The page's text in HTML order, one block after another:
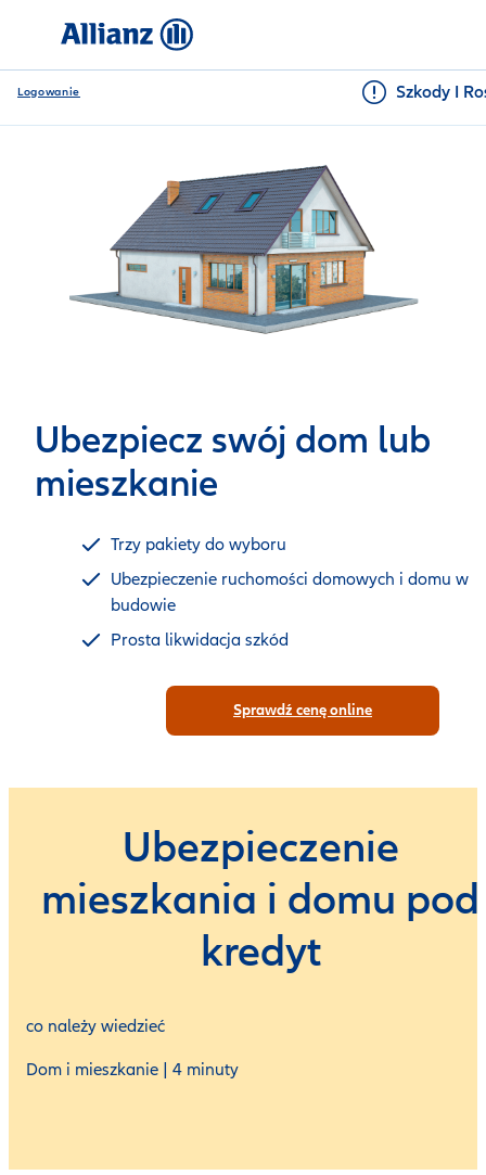
Logowanie Szkody I
Ubezpiecz swój dom lub
mieszkanie
Trzy pakiety do wyboru
Ubezpieczenie ruchomości domowych i domu w
budowie
Prosta likwidacja szkód
Sprawdź cenę online
Ubezpieczenie
mieszkania i domu pod
kredyt
co należy wiedzieć
Dom i mieszkanie | 4 minuty